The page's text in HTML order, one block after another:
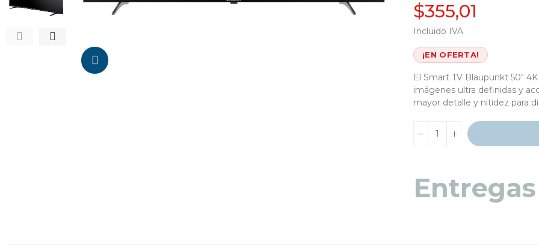
$355,01
Incluido IVA
¡EN OFERTA!
El Smart TV Blaupunkt 50"
imágenes ultra definidas y
mayor detalle y nitidez para